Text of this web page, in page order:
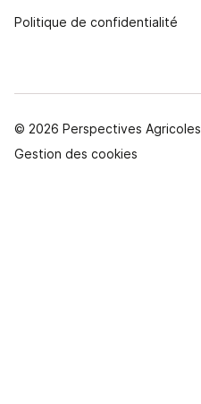
Politique de confidentialité
© 2026 Perspectives Agricoles
Gestion des cookies